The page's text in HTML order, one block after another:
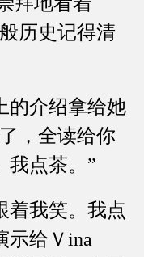
历史记得清
介绍拿给她
，全读给你
我点茶。”
我笑。我点
示给Ｖina